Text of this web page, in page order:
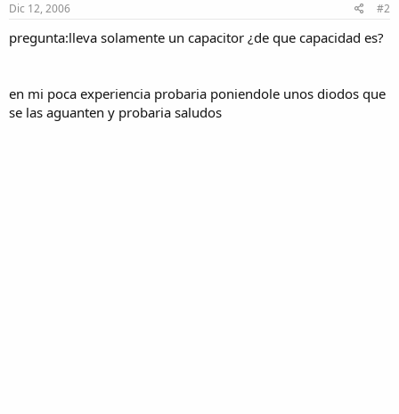
Dic 12, 2006 #2
pregunta:lleva solamente un capacitor ¿de que capacidad es?
en mi poca experiencia probaria poniendole unos diodos que
se las aguanten y probaria saludos